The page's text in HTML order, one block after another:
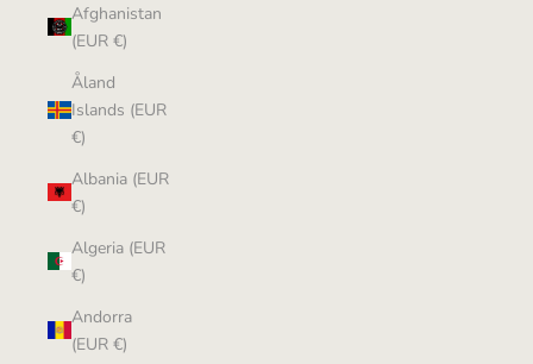
Afghanistan
(EUR €)
Åland
Islands (EUR
€)
Albania (EUR
€)
Algeria (EUR
€)
Andorra
(EUR €)